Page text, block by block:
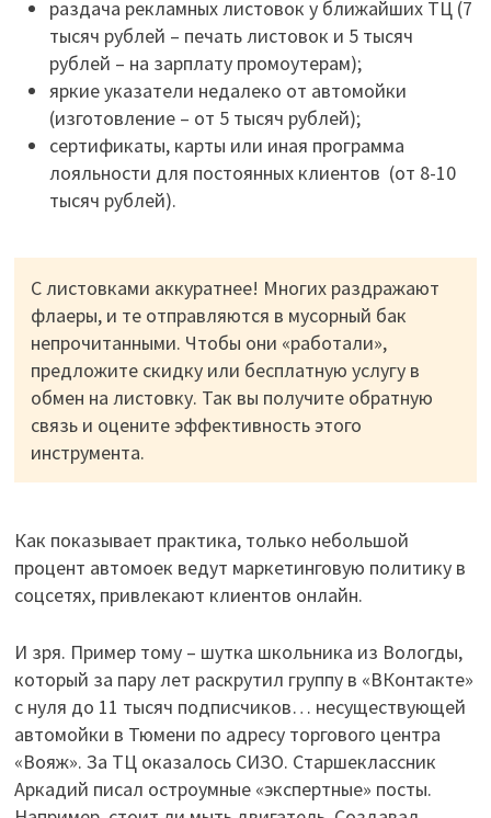
раздача рекламных листовок у ближайших ТЦ (7
тысяч рублей – печать листовок и 5 тысяч
рублей – на зарплату промоутерам);
яркие указатели недалеко от автомойки
(изготовление – от 5 тысяч рублей);
сертификаты, карты или иная программа
лояльности для постоянных клиентов (от 8-10
тысяч рублей).
С листовками аккуратнее! Многих раздражают
флаеры, и те отправляются в мусорный бак
непрочитанными. Чтобы они «работали»,
предложите скидку или бесплатную услугу в
обмен на листовку. Так вы получите обратную
связь и оцените эффективность этого
инструмента.
Как показывает практика, только небольшой
процент автомоек ведут маркетинговую политику в
соцсетях, привлекают клиентов онлайн.
И зря. Пример тому – шутка школьника из Вологды,
который за пару лет раскрутил группу в «ВКонтакте»
с нуля до 11 тысяч подписчиков… несуществующей
автомойки в Тюмени по адресу торгового центра
«Вояж». За ТЦ оказалось СИЗО. Старшеклассник
Аркадий писал остроумные «экспертные» посты.